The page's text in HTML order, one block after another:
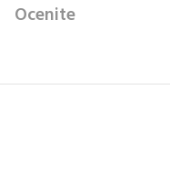
Ocenite